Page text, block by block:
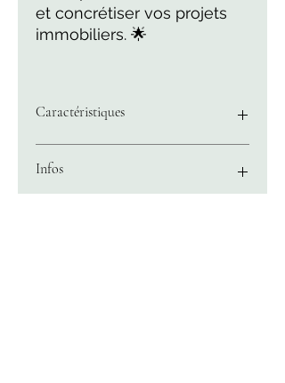
et concrétiser vos projets
immobiliers. 🌟
Caractéristiques
Infos